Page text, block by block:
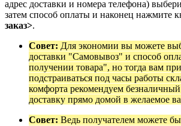
адрес доставки и номера телефона)
затем способ оплаты и наконец нажмите
заказ>.
Совет: Для экономии вы можете
доставки "Самовывоз" и способ
получении товара", но тогда вам
подстраиваться под часы работы
комфорта рекомендуем
доставку прямо домой в желаемое
Совет: Ведь получателем можете